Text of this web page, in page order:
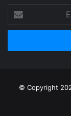
your
Email
© Copyright